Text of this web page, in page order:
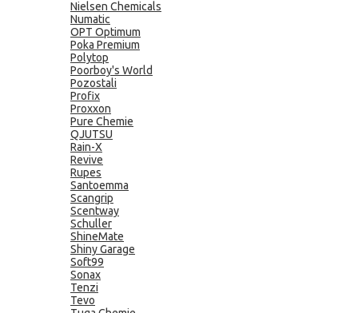
Nielsen Chemicals
Numatic
OPT Optimum
Poka Premium
Polytop
Poorboy's World
Pozostali
Profix
Proxxon
Pure Chemie
QJUTSU
Rain-X
Revive
Rupes
Santoemma
Scangrip
Scentway
Schuller
ShineMate
Shiny Garage
Soft99
Sonax
Tenzi
Tevo